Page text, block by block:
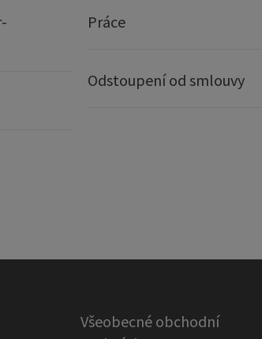
Práce
Odstoupení od smlouvy
Všeobecné obchodní